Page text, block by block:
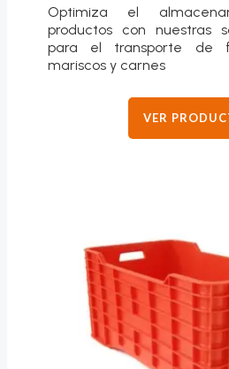
Optimiza el
productos con nuestras
para el transporte de
mariscos y carnes
VER